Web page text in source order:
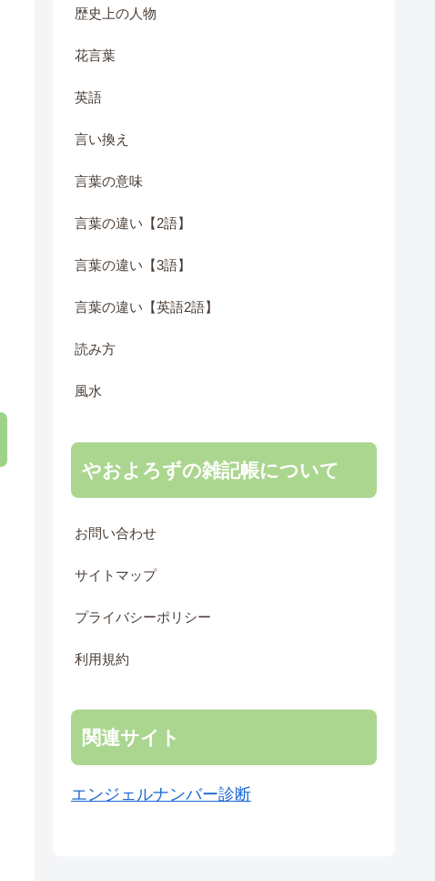
歴史上の人物
花言葉
英語
言い換え
言葉の意味
言葉の違い【2語】
言葉の違い【3語】
言葉の違い【英語2語】
読み方
風水
やおよろずの雑記帳について
お問い合わせ
サイトマップ
プライバシーポリシー
利用規約
関連サイト
エンジェルナンバー診断